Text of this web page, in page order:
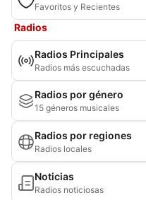
Favoritos y Recientes
Radios
Radios Principales
Radios más escuchadas
Radios por género
15 géneros musicales
Radios por regiones
Radios locales
Noticias
Radios noticiosas